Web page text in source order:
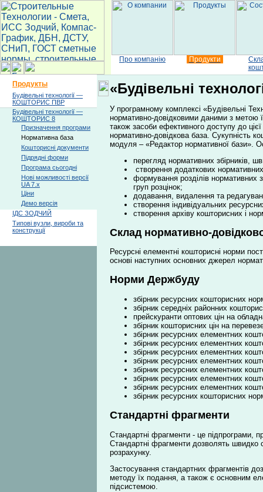
Про компанію Продукти
Продукты
Будівельні технології —
КОШТОРИС ПВР
Будівельні технології —
КОШТОРИС 8
Призначення програми
Нормативна база
Кошторисні документи
Підрядні форми
Програма сьогодні
Нові можливості версії
UA 7.x
Ціни
Демо версія
ІДС ЗОДЧИЙ
Типові вузли, вироби та
конструкції
«Будівельні
У програмному комплексі «Будівельні
нормативно-довідковими даними з метою
також засоби ефективного доступу до
нормативно-довідкова база. Сукупність
модуля – «Редактор нормативної бази».
перегляд нормативних збірників,
створення додаткових нормативних
формування розділів нормативних
груп розцінок;
додавання, видалення та
створення індивідуальних
створення архіву кошторисних і
Склад нормативно-
Ресурсні елементні кошторисні норми
основі наступних основних джерел
Норми Держбуду
збірник ресурсних кошторисних
збірник середніх районних
прейскуранти оптових цін на
збірник кошторисних цін на
збірник ресурсних елементних
збірник ресурсних елементних
збірник ресурсних елементних
збірник ресурсних елементних
збірник ресурсних елементних
збірник ресурсних елементних
збірник ресурсних елементних
збірник ресурсних кошторисних
Стандартні фрагменти
Стандартні фрагменти - це підпрограми,
Стандартні фрагменти дозволять швидко
розрахунку.
Застосування стандартних фрагментів
методу їх подання, а також є основним
підсистемою.